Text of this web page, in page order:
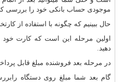
موجودی حساب بانکی خود را بررسی
حال ببینیم که چگونه با استفاده از
اولین مرحله این است که کارت خود
دهید.
در مرحله بعد فروشنده مبلغ قابل
گام بعد شما مبلغ روی دستگاه